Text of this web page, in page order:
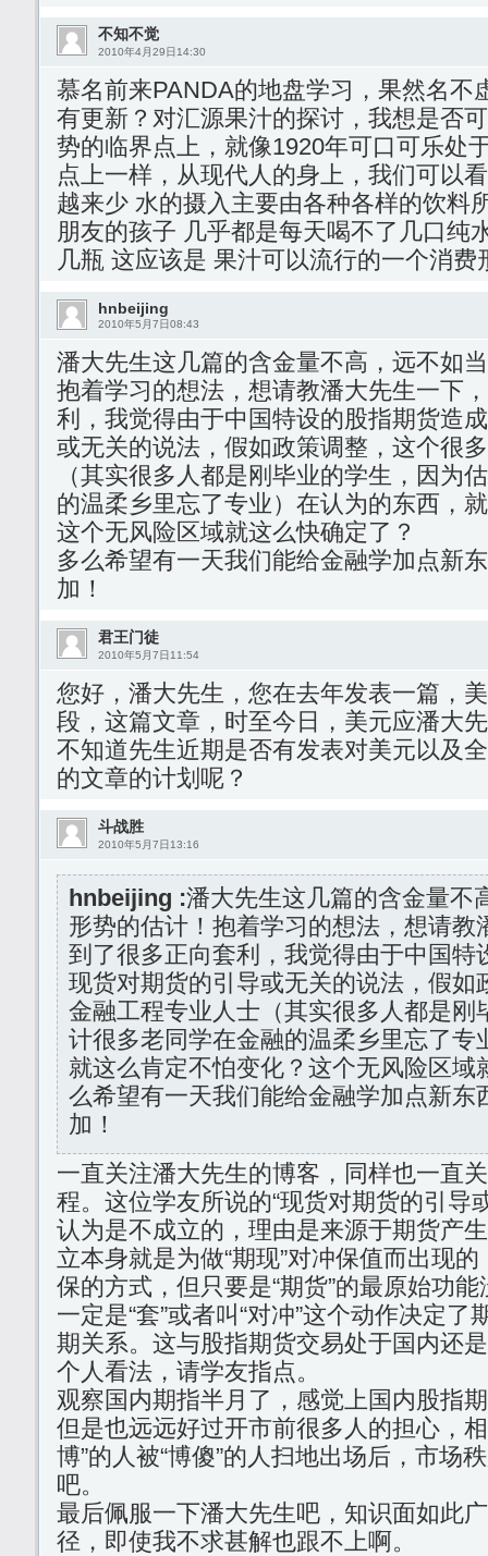
不知不觉
2010年4月29日14:30
慕名前来PANDA的地盘学习，果然名不
有更新？对汇源果汁的探讨，我想是否
势的临界点上，就像1920年可口可乐处
点上一样，从现代人的身上，我们可以
越来少 水的摄入主要由各种各样的饮料
朋友的孩子 几乎都是每天喝不了几口纯
几瓶 这应该是 果汁可以流行的一个消费
hnbeijing
2010年5月7日08:43
潘大先生这几篇的含金量不高，远不如
抱着学习的想法，想请教潘大先生一下
利，我觉得由于中国特设的股指期货造
或无关的说法，假如政策调整，这个很
（其实很多人都是刚毕业的学生，因为
的温柔乡里忘了专业）在认为的东西，
这个无风险区域就这么快确定了？
多么希望有一天我们能给金融学加点新
加！
君王门徒
2010年5月7日11:54
您好，潘大先生，您在去年发表一篇，
段，这篇文章，时至今日，美元应潘大
不知道先生近期是否有发表对美元以及
的文章的计划呢？
斗战胜
2010年5月7日13:16
hnbeijing :潘大先生这几篇的含金量不
形势的估计！抱着学习的想法，想请教
到了很多正向套利，我觉得由于中国特
现货对期货的引导或无关的说法，假如
金融工程专业人士（其实很多人都是刚
计很多老同学在金融的温柔乡里忘了专
就这么肯定不怕变化？这个无风险区域
么希望有一天我们能给金融学加点新东
加！
一直关注潘大先生的博客，同样也一直
程。这位学友所说的“现货对期货的引导
认为是不成立的，理由是来源于期货产
立本身就是为做“期现”对冲保值而出现
保的方式，但只要是“期货”的最原始功
一定是“套”或者叫“对冲”这个动作决定
期关系。这与股指期货交易处于国内还
个人看法，请学友指点。
观察国内期指半月了，感觉上国内股指
但是也远远好过开市前很多人的担心，
博”的人被“博傻”的人扫地出场后，市场
吧。
最后佩服一下潘大先生吧，知识面如此
径，即使我不求甚解也跟不上啊。